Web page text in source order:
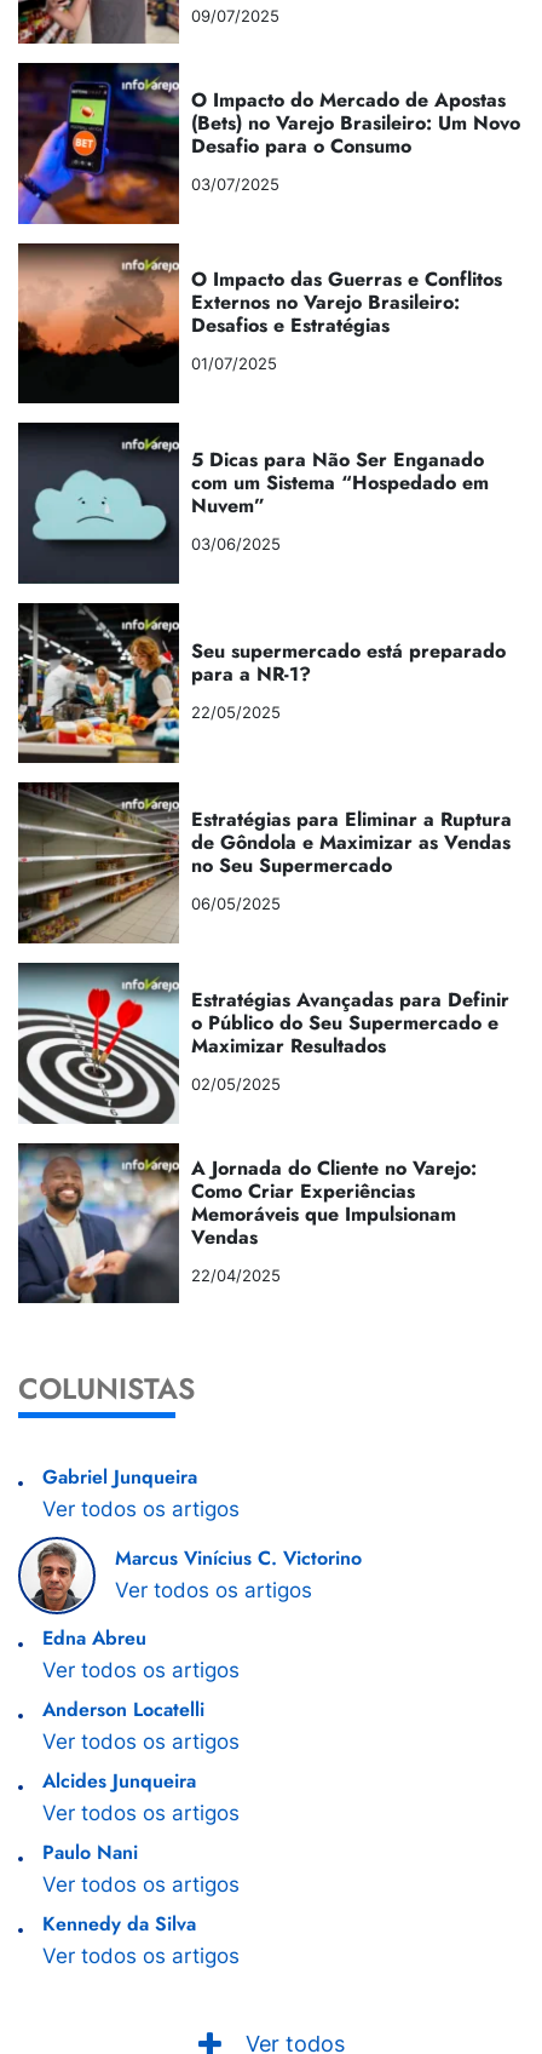
09/07/2025
O Impacto do Mercado de Apostas
(Bets) no Varejo Brasileiro: Um Novo
Desafio para o Consumo
03/07/2025
O Impacto das Guerras e Conflitos
Externos no Varejo Brasileiro:
Desafios e Estratégias
01/07/2025
5 Dicas para Não Ser Enganado
com um Sistema “Hospedado em
Nuvem”
03/06/2025
Seu supermercado está preparado
para a NR-1?
22/05/2025
Estratégias para Eliminar a Ruptura
de Gôndola e Maximizar as Vendas
no Seu Supermercado
06/05/2025
Estratégias Avançadas para Definir
o Público do Seu Supermercado e
Maximizar Resultados
02/05/2025
A Jornada do Cliente no Varejo:
Como Criar Experiências
Memoráveis que Impulsionam
Vendas
22/04/2025
COLUNISTAS
Gabriel Junqueira
Ver todos os artigos
Marcus Vinícius C. Victorino
Ver todos os artigos
Edna Abreu
Ver todos os artigos
Anderson Locatelli
Ver todos os artigos
Alcides Junqueira
Ver todos os artigos
Paulo Nani
Ver todos os artigos
Kennedy da Silva
Ver todos os artigos
Ver todos